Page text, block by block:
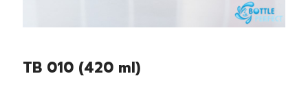
TB 010 (420 ml)